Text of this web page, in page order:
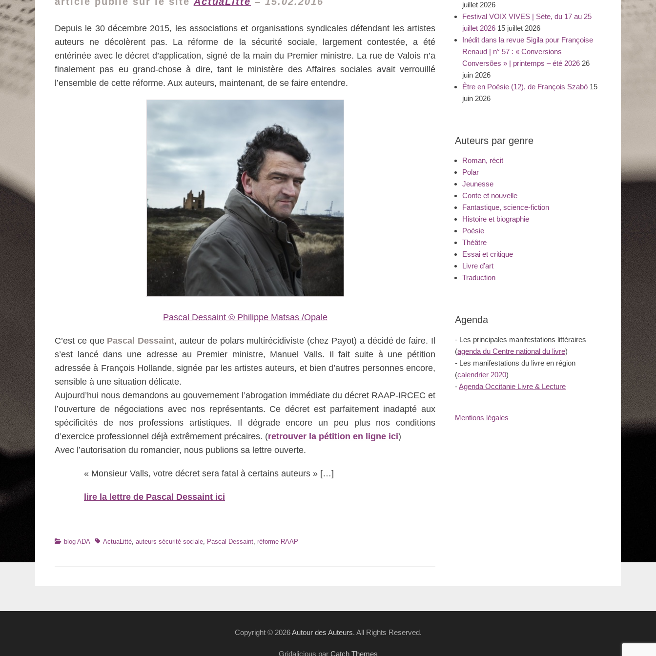
Depuis le 30 décembre 2015, les associations et organisations syndicales défendant les artistes
auteurs ne décolèrent pas. La réforme de la sécurité sociale, largement contestée, a été
entérinée avec le décret d’application, signé de la main du Premier ministre. La rue de Valois n’a
finalement pas eu grand-chose à dire, tant le ministère des Affaires sociales avait verrouillé
l’ensemble de cette réforme. Aux auteurs, maintenant, de se faire entendre.
Pascal Dessaint © Philippe Matsas /Opale
C’est ce que Pascal Dessaint, auteur de polars multirécidiviste (chez Payot) a décidé de faire. Il
s’est lancé dans une adresse au Premier ministre, Manuel Valls. Il fait suite à une pétition
adressée à François Hollande, signée par les artistes auteurs, et bien d’autres personnes encore,
sensible à une situation délicate.
Aujourd’hui nous demandons au gouvernement l’abrogation immédiate du décret RAAP-IRCEC et
l’ouverture de négociations avec nos représentants. Ce décret est parfaitement inadapté aux
spécificités de nos professions artistiques. Il dégrade encore un peu plus nos conditions
d’exercice professionnel déjà extrêmement précaires. (retrouver la pétition en ligne ici)
Avec l’autorisation du romancier, nous publions sa lettre ouverte.
« Monsieur Valls, votre décret sera fatal à certains auteurs » […]
lire la lettre de Pascal Dessaint ici
Catégories
blog ADA TagsActuaLitté, auteurs sécurité sociale, Pascal Dessaint, réforme RAAP
juillet 2026
Festival VOIX VIVES | Sète, du 17 au 25
juillet 2026 15 juillet 2026
Inédit dans la revue Sigila pour Françoise
Renaud | n° 57 : « Conversions –
Conversões » | printemps – été 2026 26
juin 2026
Être en Poésie (12), de François Szabó 15
juin 2026
Auteurs par genre
Roman, récit
Polar
Jeunesse
Conte et nouvelle
Fantastique, science-fiction
Histoire et biographie
Poésie
Théâtre
Essai et critique
Livre d’art
Traduction
Agenda
- Les principales manifestations littéraires
(agenda du Centre national du livre)
- Les manifestations du livre en région
(calendrier 2020)
-Agenda Occitanie Livre & Lecture
Mentions légales
Copyright © 2026Autour des Auteurs. All Rights Reserved.
Gridalicious par Catch Themes